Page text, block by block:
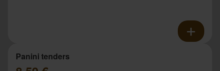
Panini tenders